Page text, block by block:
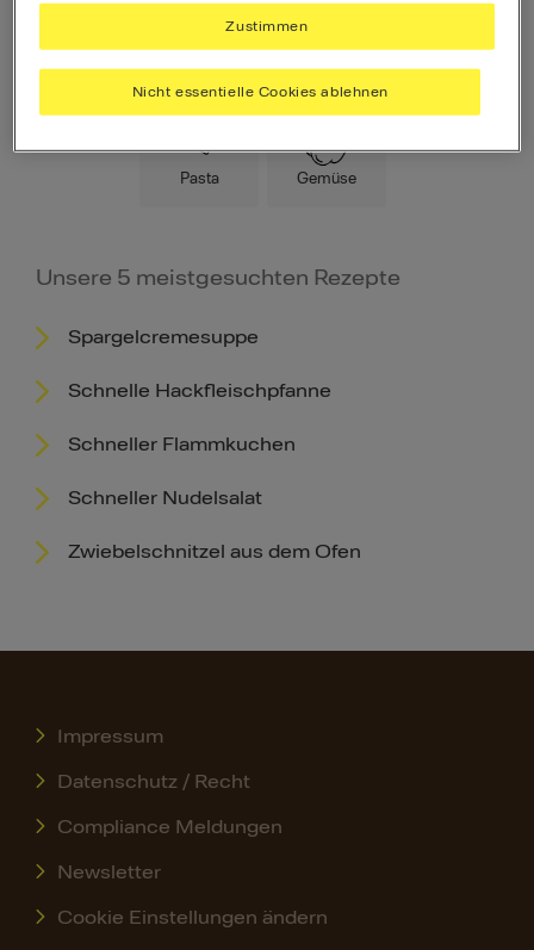
Hauptspeise Fleisch Low Carb
Pasta Gemüse
Unsere 5 meistgesuchten Rezepte
Spargelcremesuppe
Schnelle Hackfleischpfanne
Schneller Flammkuchen
Schneller Nudelsalat
Zwiebelschnitzel aus dem Ofen
Impressum
Datenschutz / Recht
Compliance Meldungen
Newsletter
Cookie Einstellungen ändern
Nicht essentielle Cookies ablehnen
Zustimmen